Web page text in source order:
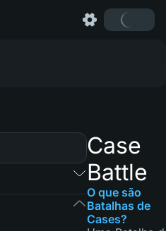
Case
Battle
O que são
Batalhas de
Cases?